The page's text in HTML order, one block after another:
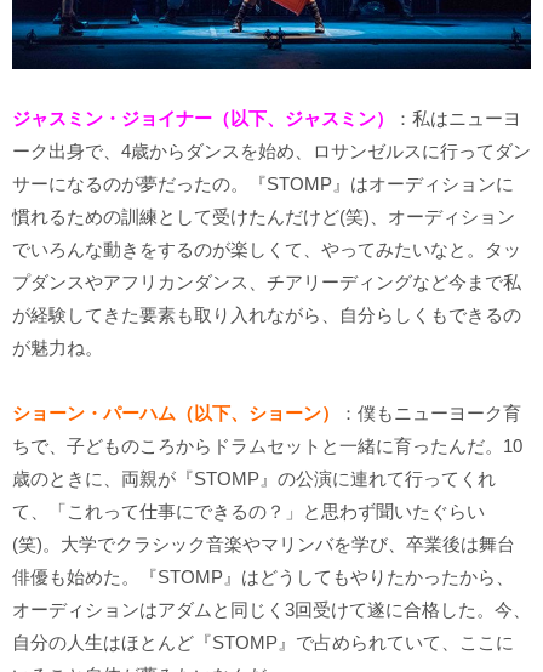
ジャスミン・ジョイナー（以下、ジャスミン）
：私はニューヨ
ーク出身で、4歳からダンスを始め、ロサンゼルスに行ってダン
サーになるのが夢だったの。『STOMP』はオーディションに
慣れるための訓練として受けたんだけど(笑)、オーディション
でいろんな動きをするのが楽しくて、やってみたいなと。タッ
プダンスやアフリカンダンス、チアリーディングなど今まで私
が経験してきた要素も取り入れながら、自分らしくもできるの
が魅力ね。
ショーン・パーハム（以下、ショーン）
：僕もニューヨーク育
ちで、子どものころからドラムセットと一緒に育ったんだ。10
歳のときに、両親が『STOMP』の公演に連れて行ってくれ
て、「これって仕事にできるの？」と思わず聞いたぐらい
(笑)。大学でクラシック音楽やマリンバを学び、卒業後は舞台
俳優も始めた。『STOMP』はどうしてもやりたかったから、
オーディションはアダムと同じく3回受けて遂に合格した。今、
自分の人生はほとんど『STOMP』で占められていて、ここに